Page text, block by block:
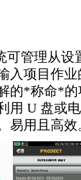
可管理从
入项目作
的*称命*
用 U 盘或
易用且高效